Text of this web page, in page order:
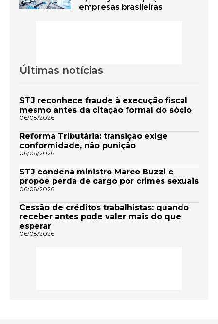
empresas brasileiras
Últimas notícias
STJ reconhece fraude à execução fiscal
mesmo antes da citação formal do sócio
06/08/2026
Reforma Tributária: transição exige
conformidade, não punição
06/08/2026
STJ condena ministro Marco Buzzi e
propõe perda de cargo por crimes sexuais
06/08/2026
Cessão de créditos trabalhistas: quando
receber antes pode valer mais do que
esperar
06/08/2026